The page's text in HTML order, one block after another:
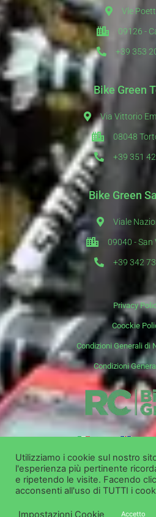
Vle
09126 -
+39 353
Bike Green
Via Vittorio
08048
+39 351
Bike Green
Viale
09040 - San
+39 342
Privacy
Coockie
Condizioni Generali di
Condizioni
it en
Copyright ©Bike Green Group Srl-
Utilizziamo i cookie sul nostro
l'esperienza più pertinente
e ripetendo le visite. Facendo
acconsenti all'uso di TUTTI i
Impostazioni Cookie Accetto